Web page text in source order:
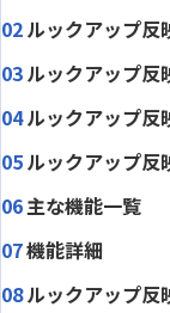
ルックアップ反
ルックアップ反
ルックアップ反
ルックアップ反
主な機能一覧
機能詳細
ルックアップ反